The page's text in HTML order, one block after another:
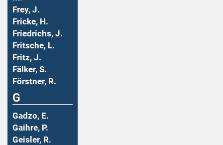
Frey, J.
Fricke, H.
Friedrichs, J.
Fritsche, L.
Fritz, J.
Fälker, S.
Förstner, R.
G
Gadzo, E.
Gaihre, P.
Geisler, R.